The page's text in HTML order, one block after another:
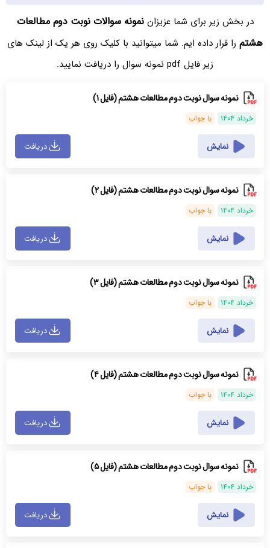
در بخش زیر برای شما عزیزاننمونه سوالات نوبت دوم مطالعات
هشتم را قرار داده ایم. شما میتوانید با کلیک روی هر یک از لینک های
زیر فایل pdf نمونه سوال را دریافت نمایید.
نمونه سوال نوبت دوم مطالعات هشتم (فایل ۱)
خرداد ۱۴۰۴ با جواب
نمایش دریافت
نمونه سوال نوبت دوم مطالعات هشتم (فایل ۲)
خرداد ۱۴۰۴ با جواب
نمایش دریافت
نمونه سوال نوبت دوم مطالعات هشتم (فایل ۳)
خرداد ۱۴۰۴ با جواب
نمایش دریافت
نمونه سوال نوبت دوم مطالعات هشتم (فایل ۴)
خرداد ۱۴۰۴ با جواب
نمایش دریافت
نمونه سوال نوبت دوم مطالعات هشتم (فایل ۵)
خرداد ۱۴۰۴ با جواب
نمایش دریافت